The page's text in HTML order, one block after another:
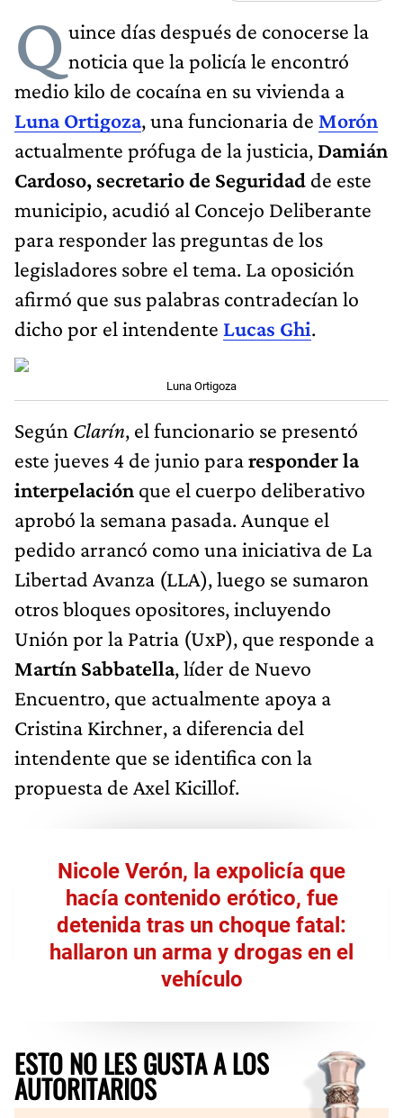
Q uince días después de conocerse la
noticia que la policía le encontró
medio kilo de cocaína en su vivienda a
Luna Ortigoza, una funcionaria de Morón
actualmente prófuga de la justicia, Damián
Cardoso, secretario de Seguridad de este
municipio, acudió al Concejo Deliberante
para responder las preguntas de los
legisladores sobre el tema. La oposición
afirmó que sus palabras contradecían lo
dicho por el intendente Lucas Ghi.
Luna Ortigoza
Según Clarín, el funcionario se presentó
este jueves 4 de junio pararesponder la
interpelación que el cuerpo deliberativo
aprobó la semana pasada. Aunque el
pedido arrancó como una iniciativa de La
Libertad Avanza (LLA), luego se sumaron
otros bloques opositores, incluyendo
Unión por la Patria (UxP), que responde a
Martín Sabbatella, líder de Nuevo
Encuentro, que actualmente apoya a
Cristina Kirchner, a diferencia del
intendente que se identifica con la
propuesta de Axel Kicillof.
Nicole Verón, la expolicía que
hacía contenido erótico, fue
detenida tras un choque fatal:
hallaron un arma y drogas en el
vehículo
ESTO NO LES GUSTA A LOS
AUTORITARIOS